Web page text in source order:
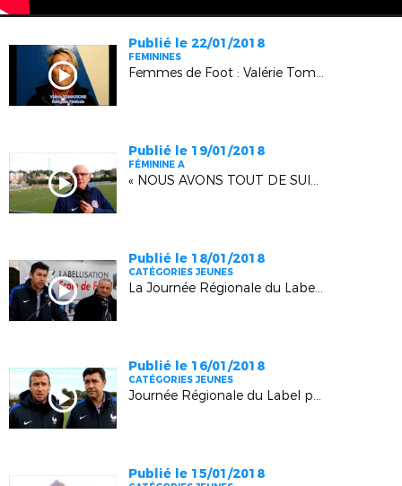
Publié le 22/01/2018
FEMININES
Femmes de Foot : Valérie Tomassone
Publié le 19/01/2018
FÉMININE A
« NOUS AVONS TOUT DE SUITE ACCEPTÉ ! »
Publié le 18/01/2018
CATÉGORIES JEUNES
La Journée Régionale du Label en images
Publié le 16/01/2018
CATÉGORIES JEUNES
Journée Régionale du Label pour Calavon (Robion)
Publié le 15/01/2018